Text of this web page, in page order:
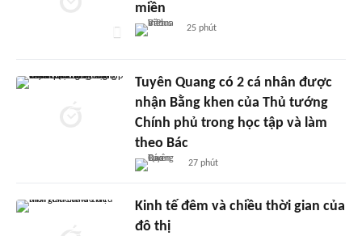
miền
25 phút
Tuyên Quang có 2 cá nhân được
nhận Bằng khen của Thủ tướng
Chính phủ trong học tập và làm
theo Bác
27 phút
Kinh tế đêm và chiều thời gian của
đô thị